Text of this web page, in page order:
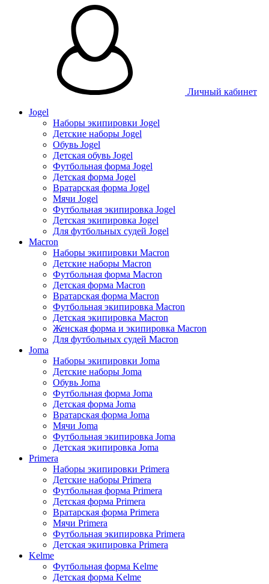
Личный кабинет
Jogel
Наборы экипировки Jogel
Детские наборы Jogel
Обувь Jogel
Детская обувь Jogel
Футбольная форма Jogel
Детская форма Jogel
Вратарская форма Jogel
Мячи Jogel
Футбольная экипировка Jogel
Детская экипировка Jogel
Для футбольных судей Jogel
Macron
Наборы экипировки Macron
Детские наборы Macron
Футбольная форма Macron
Детская форма Macron
Вратарская форма Macron
Футбольная экипировка Macron
Детская экипировка Macron
Женская форма и экипировка Macron
Для футбольных судей Macron
Joma
Наборы экипировки Joma
Детские наборы Joma
Обувь Joma
Футбольная форма Joma
Детская форма Joma
Вратарская форма Joma
Мячи Joma
Футбольная экипировка Joma
Детская экипировка Joma
Primera
Наборы экипировки Primera
Детские наборы Primera
Футбольная форма Primera
Детская форма Primera
Вратарская форма Primera
Мячи Primera
Футбольная экипировка Primera
Детская экипировка Primera
Kelme
Футбольная форма Kelme
Детская форма Kelme